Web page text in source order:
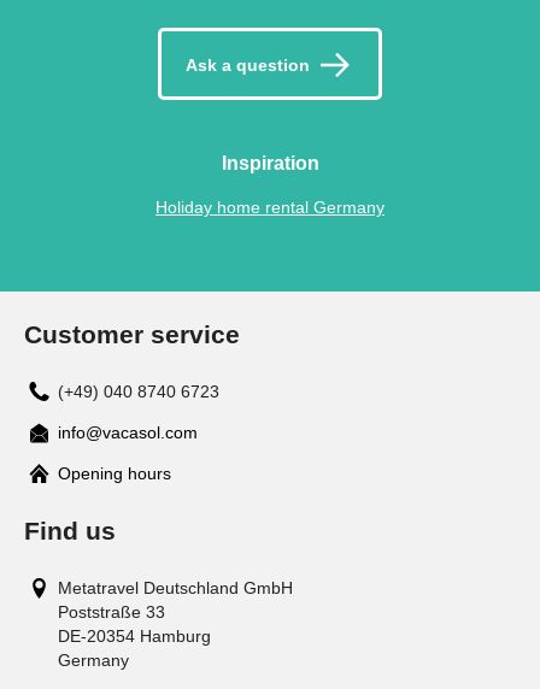
Ask a question
Inspiration
Holiday home rental Germany
Customer service
(+49) 040 8740 6723
info@vacasol.com
Opening hours
Find us
Metatravel Deutschland GmbH
Poststraße 33
DE-20354 Hamburg
Germany